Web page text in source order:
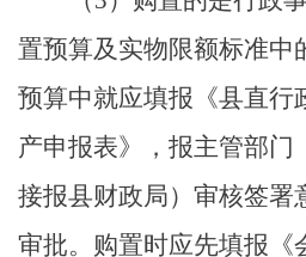
置预算及实物限额标准中
预算中就应填报《县直行
产申报表》，报主管部门
接报县财政局） 审核签署
审批。购置时应先填报《